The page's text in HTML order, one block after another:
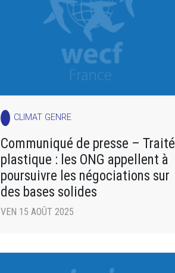
CLIMAT GENRE
Communiqué de presse – Traité
plastique : les ONG appellent à
poursuivre les négociations sur
des bases solides
VEN 15 AOÛT 2025